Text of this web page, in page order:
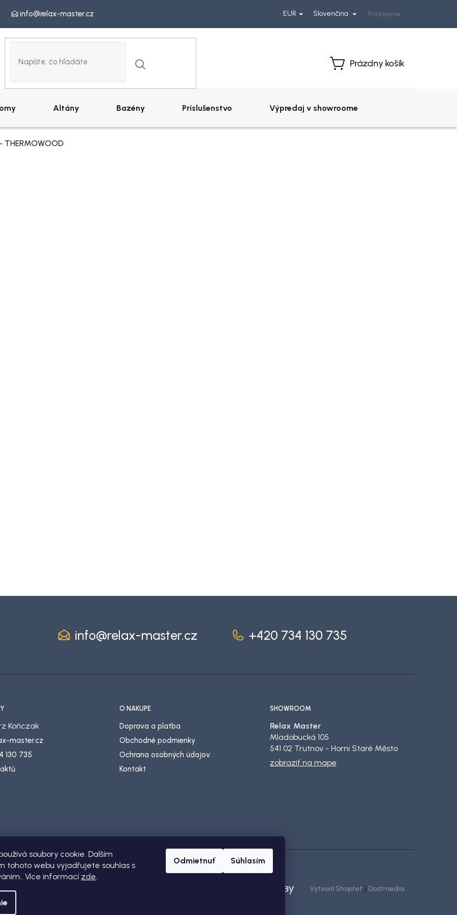
soubory cookie. Dalším
tohoto webu vyjadřujete souhlas s
Více informací zde.
Odmietnuť Súhlasím
info@relax-master.cz EUR Slovenčina Prihlásenie
Nákupný
Prázdny košík
Altány Bazény Príslušenstvo Výpredaj v showroome
info@relax-master.cz +420 734 130 735
Kończak
master.cz
130 735
O NÁKUPE
Doprava a platba
Obchodné podmienky
Ochrana osobných údajov
Kontakt
SHOWROOM
Relax Master
Mladobucká 105
541 02 Trutnov - Horní Staré Město
zobraziť na mape
Vytvoril Shoptet | Dostmedia